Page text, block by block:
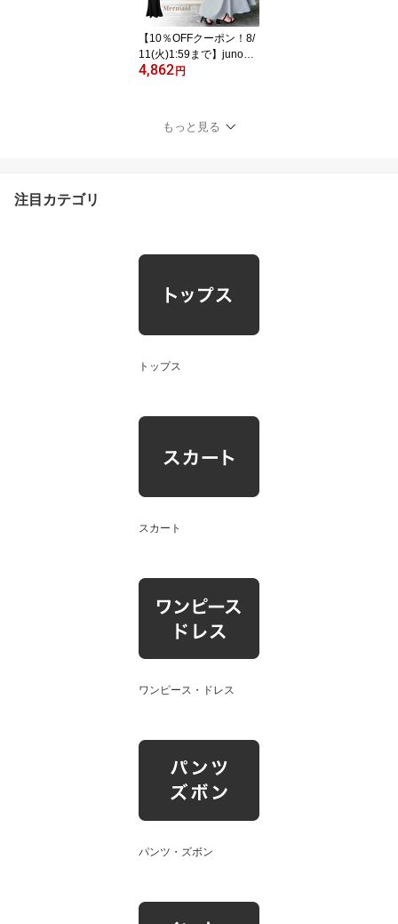
【10％OFFクーポン！8/
11(火)1:59まで】junoah
【選べる】ハイウエスト
フレア） スカート
4,862 円
もっと見る
注目カテゴリ
トップス
スカート
ワンピース・ドレス
パンツ・ズボン